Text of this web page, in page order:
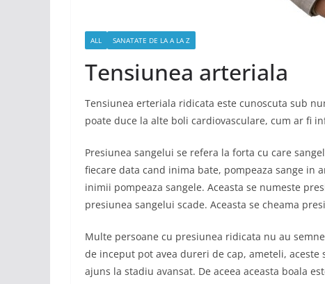
ALL SANATATE DE LA A LA Z
Tensiunea arteriala
Tensiunea erteriala ridicata este cunoscuta sub
poate duce la alte boli cardiovasculare, cum ar fi
Presiunea sangelui se refera la forta cu care
fiecare data cand inima bate, pompeaza sange in
inimii pompeaza sangele. Aceasta se numeste
presiunea sangelui scade. Aceasta se cheama
Multe persoane cu presiunea ridicata nu au
de inceput pot avea dureri de cap, ameteli,
ajuns la stadiu avansat. De aceea aceasta boala